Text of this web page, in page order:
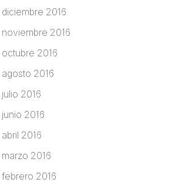
diciembre 2016
noviembre 2016
octubre 2016
agosto 2016
julio 2016
junio 2016
abril 2016
marzo 2016
febrero 2016